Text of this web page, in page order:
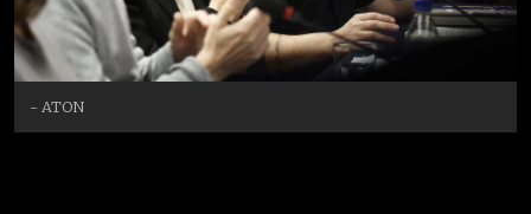
- ATON